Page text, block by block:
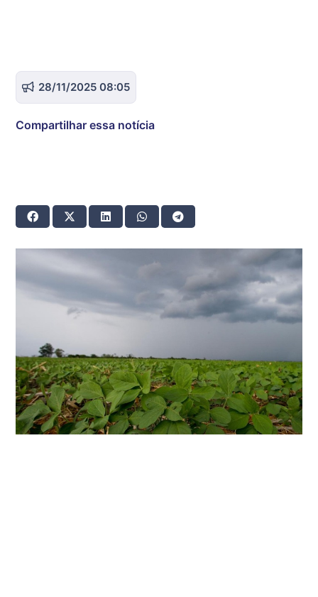
28/11/2025 08:05
Compartilhar essa notícia